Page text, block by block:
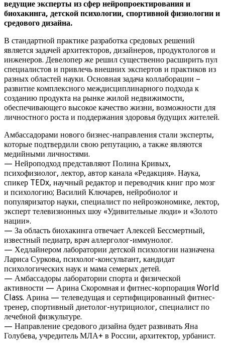
ведущие эксперты из сфер нейропроектирования и
биохакинга, детской психологии, спортивной физиологии и
средового дизайна.
В стандартной практике разработка средовых решений
является задачей архитекторов, дизайнеров, продуктологов и
инженеров. Девелопер же решил существенно расширить пул
специалистов и привлечь внешних экспертов и практиков из
разных областей науки. Основная задача коллаборации –
развитие комплексного междисциплинарного подхода к
созданию продукта на рынке жилой недвижимости,
обеспечивающего высокое качество жизни, возможности для
личностного роста и поддержания здоровья будущих жителей.
Амбассадорами нового бизнес-направления стали эксперты,
которые подтвердили свою репутацию, а также являются
медийными личностями.
— Нейроподход представляют Полина Кривых,
психофизиолог, лектор, автор канала «Редакция». Наука,
спикер TEDx, научный редактор и переводчик книг про мозг
и психологию; Василий Ключарев, нейробиолог и
популяризатор науки, специалист по нейроэкономике, лектор,
эксперт телевизионных шоу «Удивительные люди» и «Золото
нации».
— За область биохакинга отвечает Алексей Бессмертный,
известный педиатр, врач аллерголог-иммунолог.
— Хедлайнером лаборатории детской психологии назначена
Лариса Суркова, психолог-консультант, кандидат
психологических наук и мама семерых детей.
— Амбассадоры лаборатории спорта и физической
активности — Арина Скоромная и фитнес-корпорация World
Class. Арина — телеведущая и сертифицированный фитнес-
тренер, спортивный диетолог-нутрициолог, специалист по
лечебной физкультуре.
— Направление средового дизайна будет развивать Яна
Голубева, учредитель МЛА+ в России, архитектор, урбанист.